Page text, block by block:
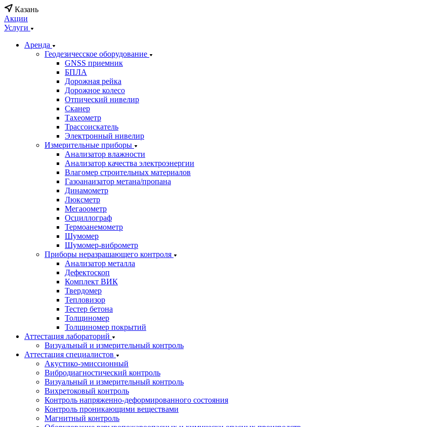
Казань
Акции
Услуги
Аренда
Геодезичесское оборудование
GNSS приемник
БПЛА
Дорожная рейка
Дорожное колесо
Отпический нивелир
Сканер
Тахеометр
Трассоискатель
Электронный нивелир
Измерительные приборы
Анализатор влажности
Анализатор качества электроэнергии
Влагомер строительных материалов
Газоанаизатор метана/пропана
Динамометр
Люксметр
Мегаоометр
Осциллограф
Термоанемометр
Шумомер
Шумомер-виброметр
Приборы неразрашающего контроля
Анализатор металла
Дефектоскоп
Комплект ВИК
Твердомер
Тепловизор
Тестер бетона
Толщиномер
Толщиномер покрытий
Аттестация лабораторий
Визуальный и измерительный контроль
Аттестация специалистов
Акустико-эмиссионный
Вибродиагностический контроль
Визуальный и измерительный контроль
Вихретоковый контроль
Контроль напряженно-деформированного состояния
Контроль проникающими веществами
Магнитный контроль